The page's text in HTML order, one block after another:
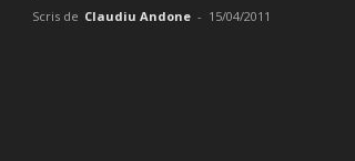
Scris de Claudiu Andone - 15/04/2011